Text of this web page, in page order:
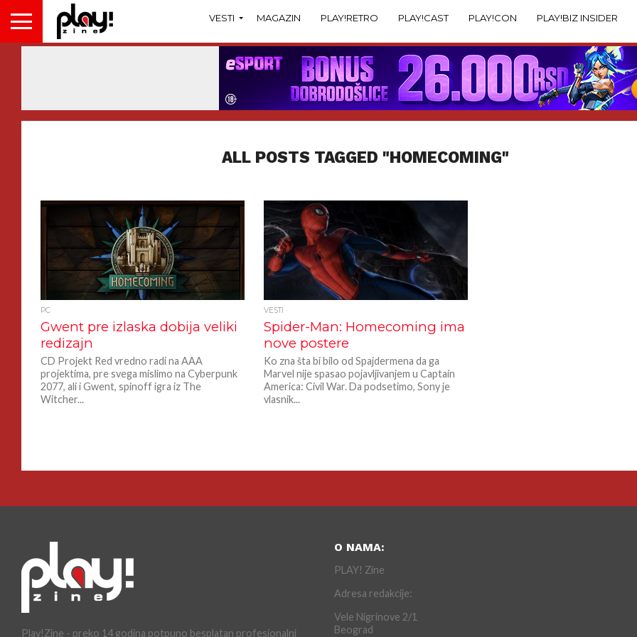
VESTI MAGAZIN PLAY!RETRO PLAY!CAST PLAY!CON PLAY!BIZ INSIDER
ALL POSTS TAGGED "HOMECOMING"
PC
Gwent pre izlaska dobija veliki
redizajn
CD Projekt Red vredno radi na AAA
projektima, pre svega mislimo na Cyberpunk
2077, ali i Gwent, spinoff igra iz The
Witcher...
VESTI
Spider-Man: Homecoming ima
nove postere
Ko zna šta bi bilo od Spajdermena da ga
Marvel nije spasao pojavljivanjem u Captain
America: Civil War. Da podsetimo, Sony je
vlasnik...
Play!Zine - preko 14 godina potpuno besplatan profesionalni
O NAMA:
PLAY! Zine
Adresa redakcije:
Vele Nigrinove 2/1
Beograd